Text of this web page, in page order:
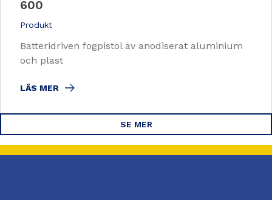
600
Produkt
Batteridriven fogpistol av anodiserat aluminium
och plast
LÄS MER
SE MER